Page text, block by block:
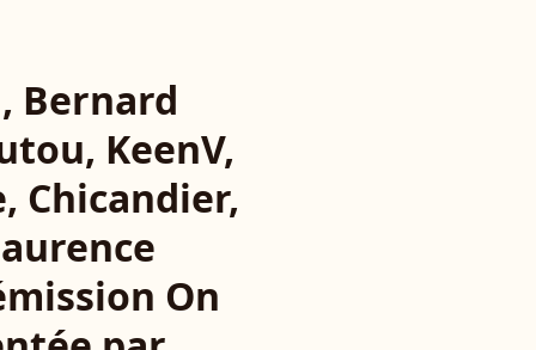
Bernard
KeenV,
Chicandier,
On